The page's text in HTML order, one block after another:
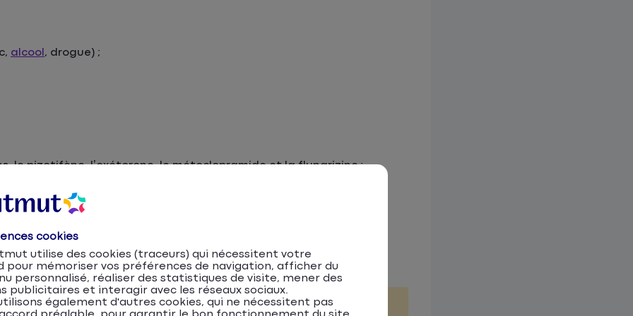
alcool , drogue) ;
le pizotifène, l’oxétorone, le métoclopramide et la flunarizine ;
;
cookies
utilise des cookies (traceurs) qui nécessitent votre
pour mémoriser vos préférences de navigation, afficher du
personnalisé, réaliser des statistiques de visite, mener des
publicitaires et interagir avec les réseaux sociaux.
également d'autres cookies, qui ne nécessitent pas